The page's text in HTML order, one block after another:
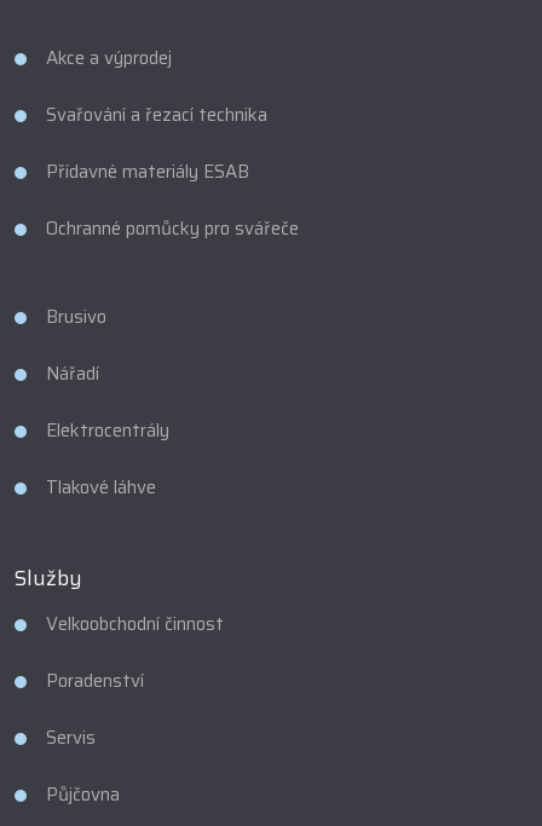
Akce a výprodej
Svařování a řezací technika
Přídavné materiály ESAB
Ochranné pomůcky pro svářeče
Brusivo
Nářadí
Elektrocentrály
Tlakové láhve
Služby
Velkoobchodní činnost
Poradenství
Servis
Půjčovna